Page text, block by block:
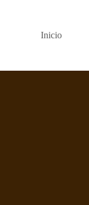
Inicio